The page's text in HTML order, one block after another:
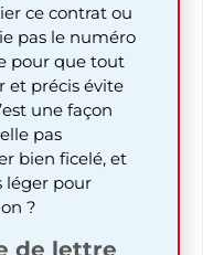
ce contrat ou
pas le numéro
pour que tout
et précis évite
une façon
pas
bien ficelé, et
léger pour
?
de lettre